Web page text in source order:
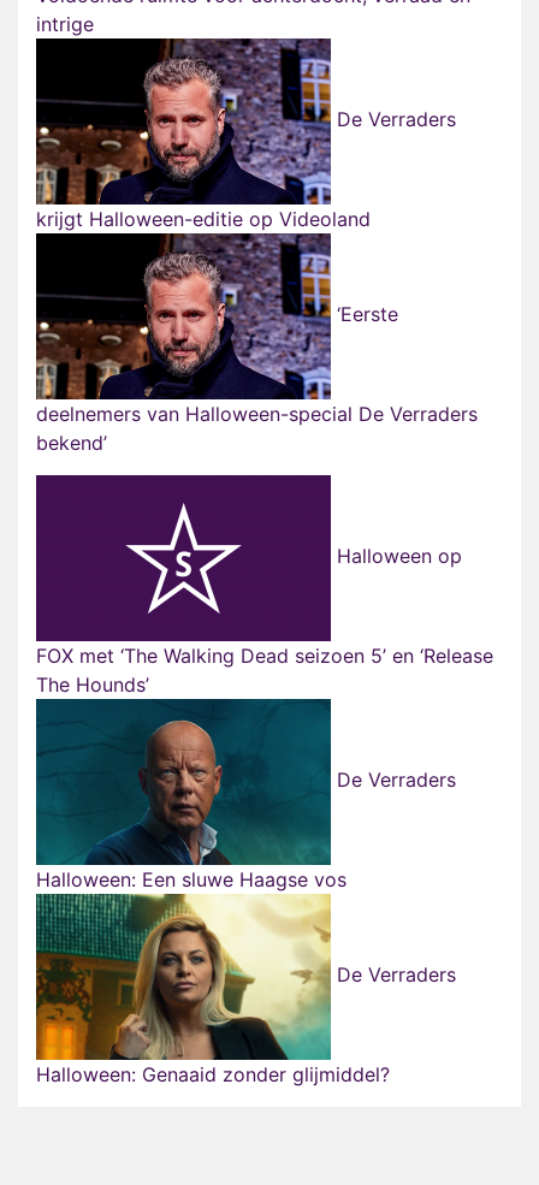
intrige
De Verraders
krijgt Halloween-editie op Videoland
‘Eerste
deelnemers van Halloween-special De Verraders
bekend’
Halloween op
FOX met ‘The Walking Dead seizoen 5’ en ‘Release
The Hounds’
De Verraders
Halloween: Een sluwe Haagse vos
De Verraders
Halloween: Genaaid zonder glijmiddel?